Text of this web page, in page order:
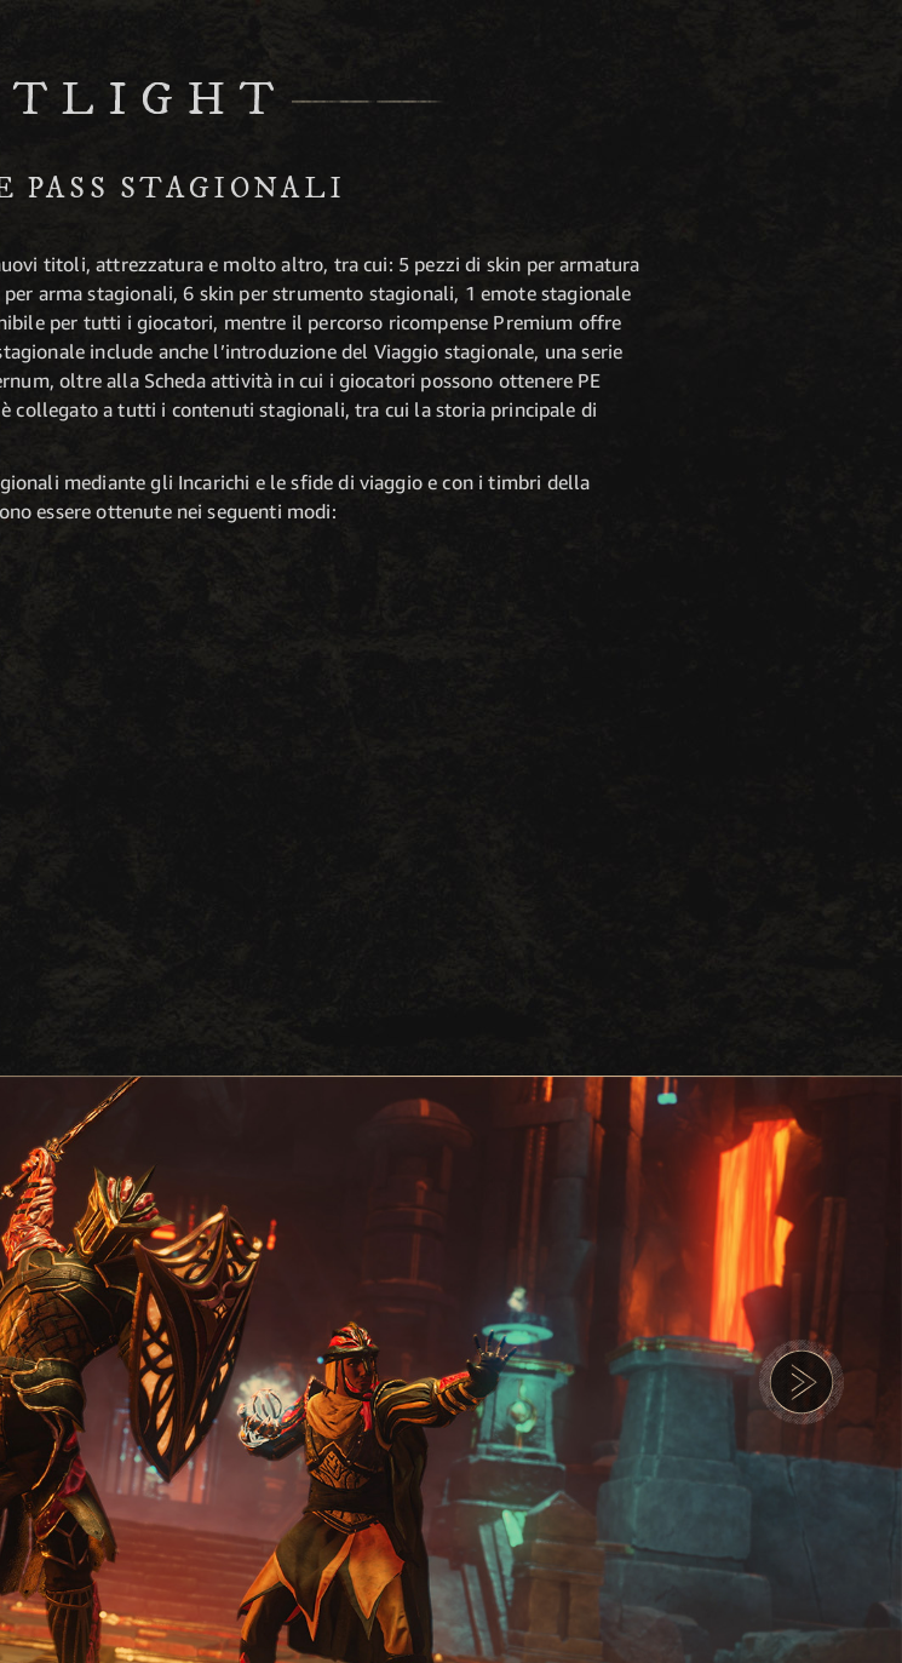
PASS STAGIONALI
titoli, attrezzatura e molto altro, tra cui: 5 pezzi di skin per armatura
arma stagionali, 6 skin per strumento stagionali, 1 emote stagionale
per tutti i giocatori, mentre il percorso ricompense Premium offre
include anche l’introduzione del Viaggio stagionale, una serie
oltre alla Scheda attività in cui i giocatori possono ottenere PE
collegato a tutti i contenuti stagionali, tra cui la storia principale di
mediante gli Incarichi e le sfide di viaggio e con i timbri della
essere ottenute nei seguenti modi: